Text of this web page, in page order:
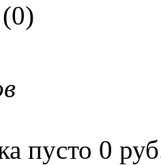
(0)
пусто 0